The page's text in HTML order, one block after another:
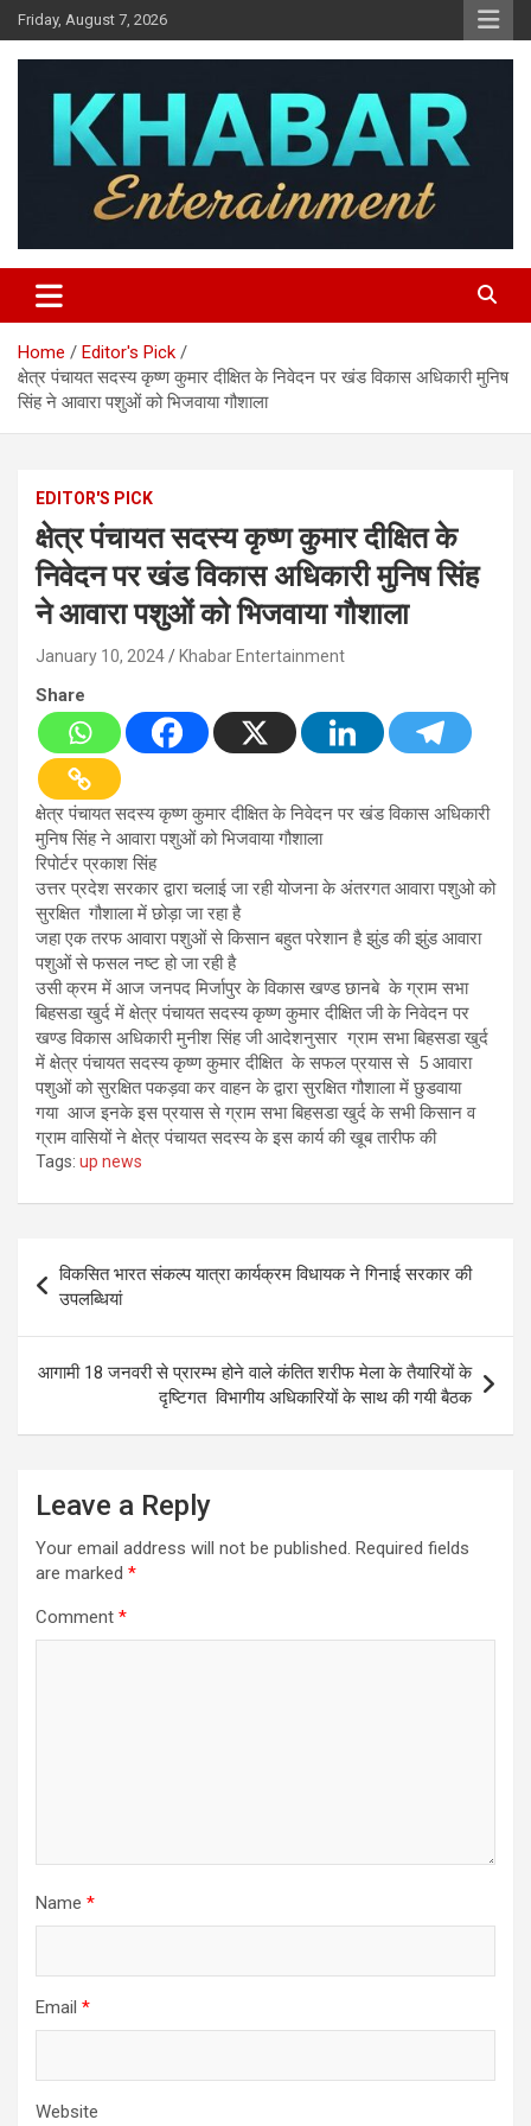
Skip
to
content
Friday, August 7, 2026
Khabar Entertainment
Home
Editor's Pick
क्षेत्र पंचायत सदस्य कृष्ण कुमार दीक्षित के निवेदन पर खंड विकास अधिकारी मुनिष
सिंह ने आवारा पशुओं को भिजवाया गौशाला
EDITOR'S PICK
क्षेत्र पंचायत सदस्य कृष्ण कुमार दीक्षित के
निवेदन पर खंड विकास अधिकारी मुनिष सिंह
ने आवारा पशुओं को भिजवाया गौशाला
January 10, 2024 Khabar Entertainment
Share
क्षेत्र पंचायत सदस्य कृष्ण कुमार दीक्षित के निवेदन पर खंड विकास अधिकारी
मुनिष सिंह ने आवारा पशुओं को भिजवाया गौशाला
रिपोर्टर प्रकाश सिंह
उत्तर प्रदेश सरकार द्वारा चलाई जा रही योजना के अंतरगत आवारा पशुओ को
सुरक्षित गौशाला में छोड़ा जा रहा है
जहा एक तरफ आवारा पशुओं से किसान बहुत परेशान है झुंड की झुंड आवारा
पशुओं से फसल नष्ट हो जा रही है
उसी क्रम में आज जनपद मिर्जापुर के विकास खण्ड छानबे के ग्राम सभा
बिहसडा खुर्द में क्षेत्र पंचायत सदस्य कृष्ण कुमार दीक्षित जी के निवेदन पर
खण्ड विकास अधिकारी मुनीश सिंह जी आदेशनुसार ग्राम सभा बिहसडा खुर्द
में क्षेत्र पंचायत सदस्य कृष्ण कुमार दीक्षित के सफल प्रयास से 5 आवारा
पशुओं को सुरक्षित पकड़वा कर वाहन के द्वारा सुरक्षित गौशाला में छुडवाया
गया आज इनके इस प्रयास से ग्राम सभा बिहसडा खुर्द के सभी किसान व
ग्राम वासियों ने क्षेत्र पंचायत सदस्य के इस कार्य की खूब तारीफ की
Tags: up news
Post
navigation
विकसित भारत संकल्प यात्रा कार्यक्रम विधायक ने गिनाई सरकार की
उपलब्धियां
आगामी 18 जनवरी से प्रारम्भ होने वाले कंतित शरीफ मेला के तैयारियों के
दृष्टिगत विभागीय अधिकारियों के साथ की गयी बैठक
Leave a Reply
Your email address will not be published. Required fields
are marked *
Comment *
Name *
Email *
Website